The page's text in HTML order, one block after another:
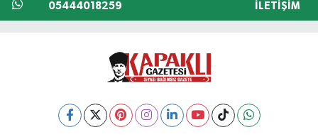
05444018259 İLETIŞIM